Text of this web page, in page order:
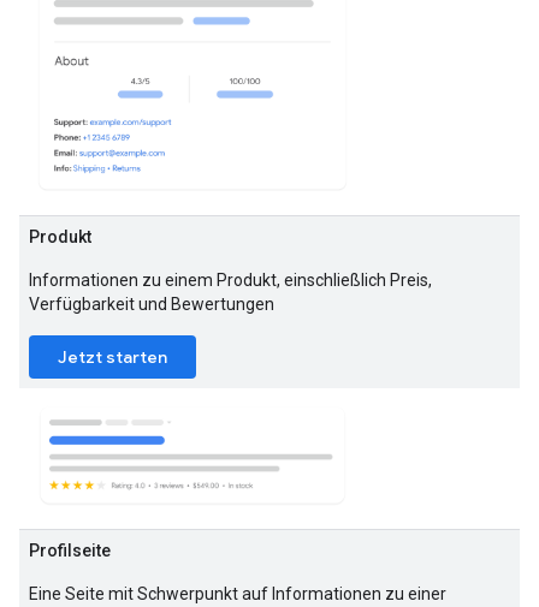
Produkt
Informationen zu einem Produkt, einschließlich Preis,
Verfügbarkeit und Bewertungen
Jetzt starten
Profilseite
Eine Seite mit Schwerpunkt auf Informationen zu einer